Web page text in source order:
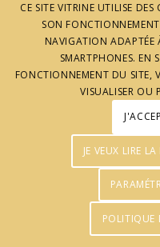
© J'aime l'Ardèche - Réalisation
CE SITE VITRINE UTILISE
SON
NAVIGATION ADAPTÉE
SMARTPHONES. EN
FONCTIONNEMENT DU SITE,
VISUALISER OU
JE VEUX LIRE
POLITIQUE